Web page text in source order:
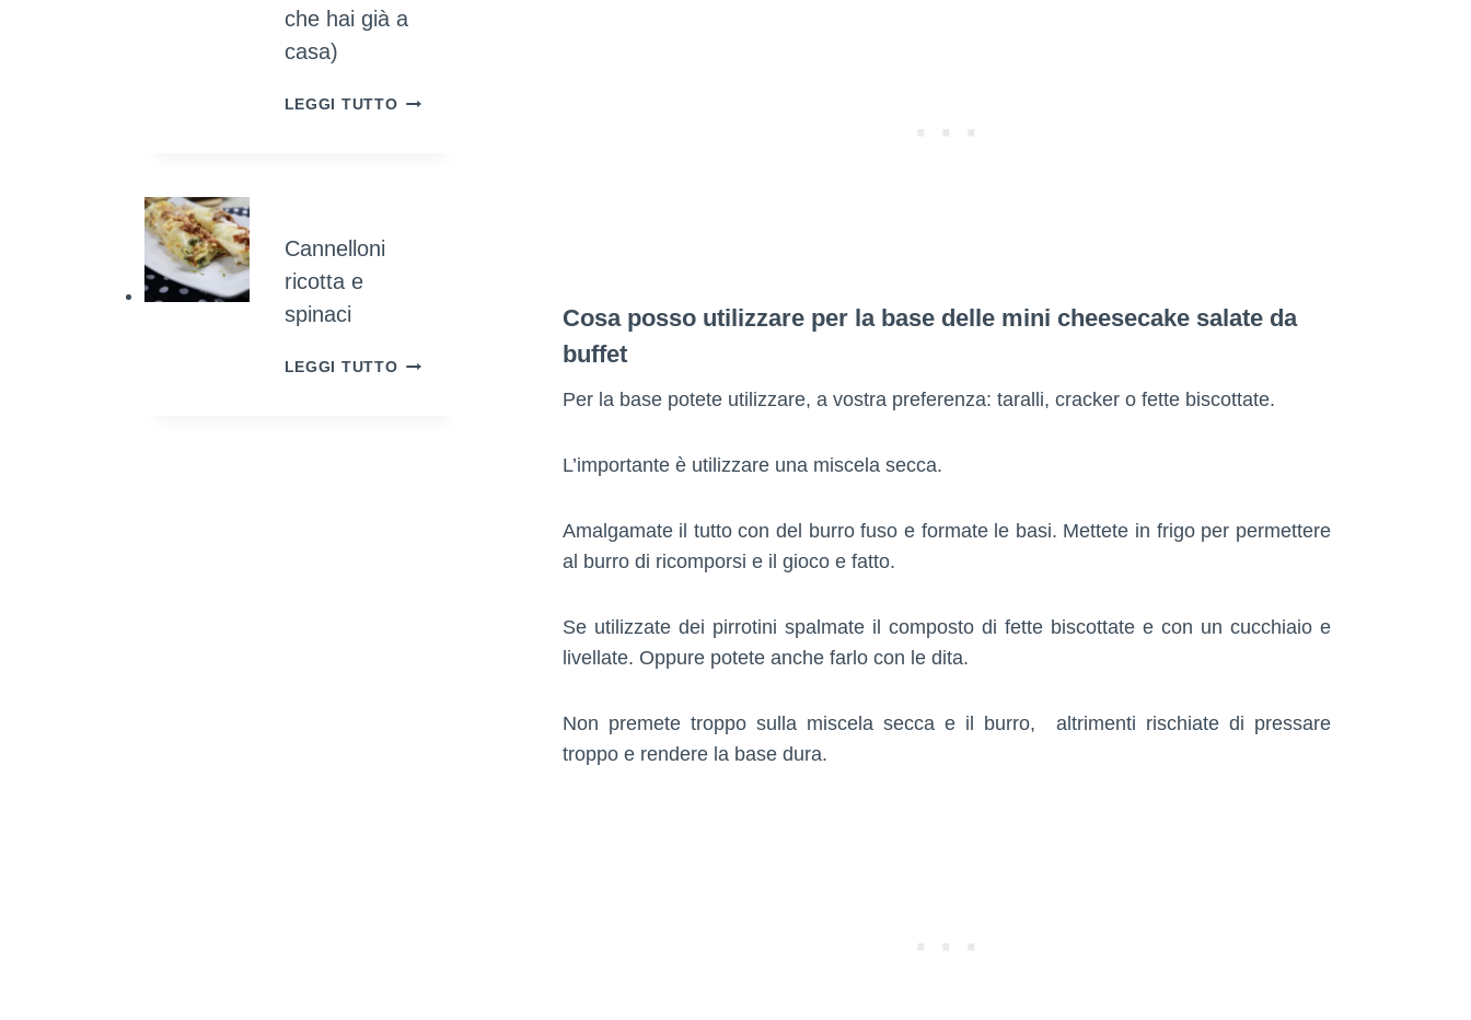
Cosa posso utilizzare per la base delle mini cheesecake salate da
buffet
Per la base potete utilizzare, a vostra preferenza: taralli, cracker o fette biscottate.
L’importante è utilizzare una miscela secca.
Amalgamate il tutto con del burro fuso e formate le basi. Mettete in frigo per permettere
al burro di ricomporsi e il gioco e fatto.
Se utilizzate dei pirrotini spalmate il composto di fette biscottate e con un cucchiaio e
livellate. Oppure potete anche farlo con le dita.
Non premete troppo sulla miscela secca e il burro, altrimenti rischiate di pressare
troppo e rendere la base dura.
che hai già a
casa)
LEGGI TUTTOCOME
Cannelloni
ricotta e
spinaci
LEGGI TUTTOCANNELLONI